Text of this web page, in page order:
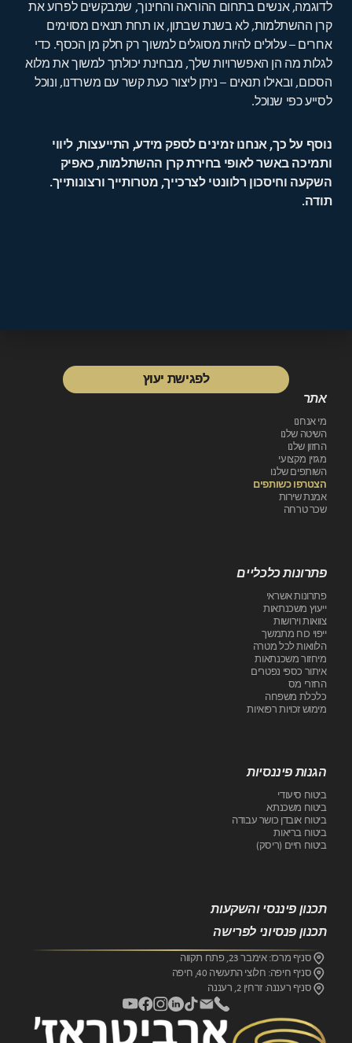
לדוגמה, אנשים בתחום ההוראה והחינוך, שמבקשים לפרוע את
קרן ההשתלמות, לא בשנת שבתון, או תחת תנאים מסוימים
אחרים – עלולים להיות מסוגלים למשוך רק חלק מן הכסף. כדי
לגלות מה הן האפשרויות שלך, מבחינת יכולתך למשוך את מלוא
הסכום, ובאילו תנאים – ניתן ליצור כעת קשר עם משרדנו, ונוכל
לסייע כפי שנוכל.
נוסף על כך, אנחנו זמינים לספק מידע, התייעצות, ליווי
ותמיכה באשר לאופי בחירת קרן ההשתלמות, כאפיק
השקעה וחיסכון רלוונטי לצרכייך, מטרותייך ורצונותייך.
תודה.
אתר
מי אנחנו
השיטה שלנו
החזון שלנו
מגזין מקצועי
השותפים שלנו
הצטרפו כשותפים
אמנת שירות
שכר טרחה
פתרונות כלכליים
פתרונות אשראי
ייעוץ משכנתאות
צוואות וירושות
ייפוי כוח מתמשך
הלוואות לכל מטרה
מיחזור משכנתאות
איתור כספי נפטרים
החזרי מס
כלכלת משפחה
מימוש זכויות רפואיות
הגנות פיננסיות
ביטוח סיעודי
ביטוח משכנתא
ביטוח אובדן כושר עבודה
ביטוח בריאות
ביטוח חיים (ריסק)
תכנון פיננסי והשקעות
תכנון פנסיוני לפרישה
לפגישת יעוץ
לפגישת יעוץ
סניף מרכז: אימבר 23, פתח תקווה
סניף חיפה: חלוצי התעשיה 40, חיפה
סניף רעננה: זרחין 2, רעננה